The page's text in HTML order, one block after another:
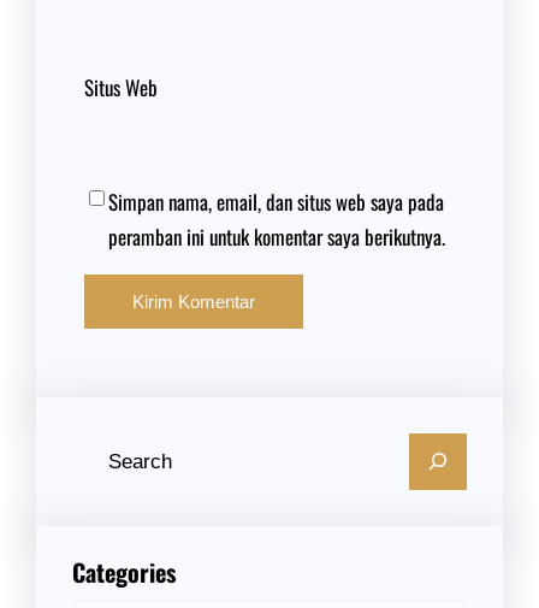
Situs Web
Simpan nama, email, dan situs web saya pada
peramban ini untuk komentar saya berikutnya.
Categories